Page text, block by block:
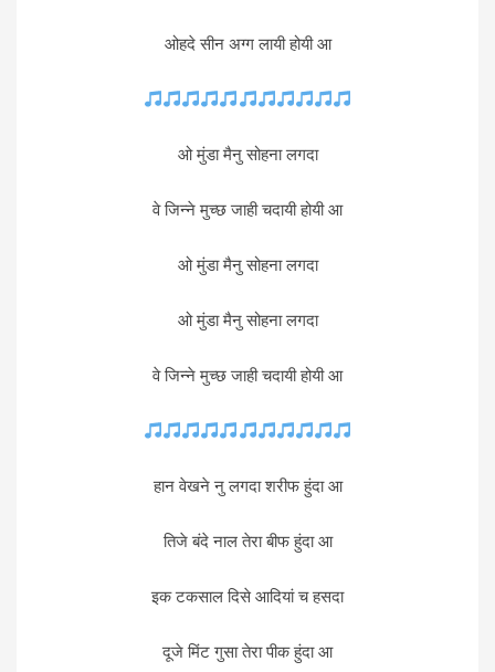
ओहदे सीन अग्ग लायी होयी आ
ओ मुंडा मैनु सोहना लगदा
वे जिन्ने मुच्छ जाही चदायी होयी आ
ओ मुंडा मैनु सोहना लगदा
ओ मुंडा मैनु सोहना लगदा
वे जिन्ने मुच्छ जाही चदायी होयी आ
हान वेखने नु लगदा शरीफ हुंदा आ
तिजे बंदे नाल तेरा बीफ हुंदा आ
इक टकसाल दिसे आदियां च हसदा
दूजे मिंट गुसा तेरा पीक हुंदा आ